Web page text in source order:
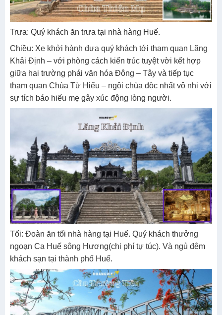
Trưa: Quý khách ăn trưa tại nhà hàng Huế.
Chiều: Xe khởi hành đưa quý khách tới tham quan Lăng
Khải Định – với phòng cách kiến trúc tuyệt vời kết hợp
giữa hai trường phái văn hóa Đông – Tây và tiếp tục
tham quan Chùa Từ Hiếu – ngôi chùa độc nhất vô nhị với
sự tích báo hiếu mẹ gây xúc động lòng người.
Tối: Đoàn ăn tối nhà hàng tại Huế. Quý khách thưởng
ngoạn Ca Huế sông Hương(chi phí tự túc). Và ngủ đêm
khách sạn tại thành phố Huế.